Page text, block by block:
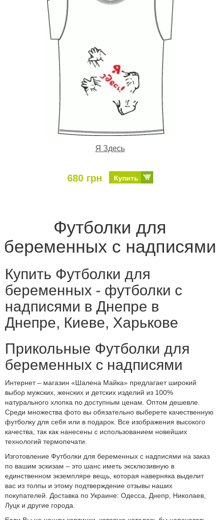
Я Здесь
680 грн Купить
Футболки для
беременных с надписями
Купить Футболки для
беременных - футболки с
надписями в Днепре в
Днепре, Киеве, Харькове
Прикольные Футболки для
беременных с надписями
Интернет – магазин «Шалена Майка» предлагает широкий
выбор мужских, женских и детских изделий из 100%
натурального хлопка по доступным ценам. Оптом дешевле.
Среди множества фото вы обязательно выберете качественную
футболку для себя или в подарок. Все изображения высокого
качества, так как нанесены с использованием новейших
технологий термопечати.
Изготовление Футболки для беременных с надписями на заказ
по вашим эскизам – это шанс иметь эксклюзивную в
единственном экземпляре вещь, которая наверняка выделит
вас из толпы и этому подтверждение отзывы наших
покупателей. Доставка по Украине: Одесса, Днепр, Николаев,
Луцк и другие города.